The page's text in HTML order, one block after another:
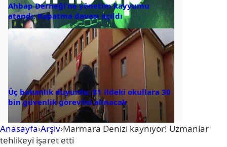
Ahbap Derneği’ne yönetim kayyumu
atandı: Kapatma davası açıldı
Üç bakanlık duyurdu: 81 ildeki okullara 30
bin güvenlik görevlisi alınacak
Anasayfa›Arşiv›Marmara Denizi kaynıyor! Uzmanlar
tehlikeyi işaret etti